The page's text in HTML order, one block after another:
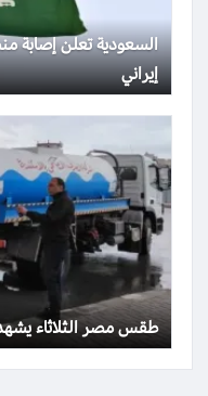
السعودية تعلن إصابة
إيراني
طقس مصر الثلاثاء يشهد